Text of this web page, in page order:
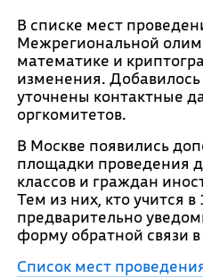
В списке мест
Межрегиональной
математике и
изменения. Добавилось
уточнены контактные
оргкомитетов.
В Москве появились
площадки проведения
классов и граждан
Тем из них, кто учится в
предварительно
форму обратной связи
Список мест